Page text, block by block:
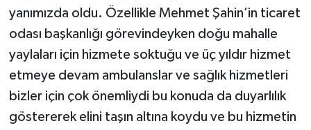
yanımızda oldu. Özellikle Mehmet Şahin’in ticaret
odası başkanlığı görevindeyken doğu mahalle
yaylaları için hizmete soktuğu ve üç yıldır hizmet
etmeye devam ambulanslar ve sağlık hizmetleri
bizler için çok önemliydi bu konuda da duyarlılık
göstererek elini taşın altına koydu ve bu hizmetin